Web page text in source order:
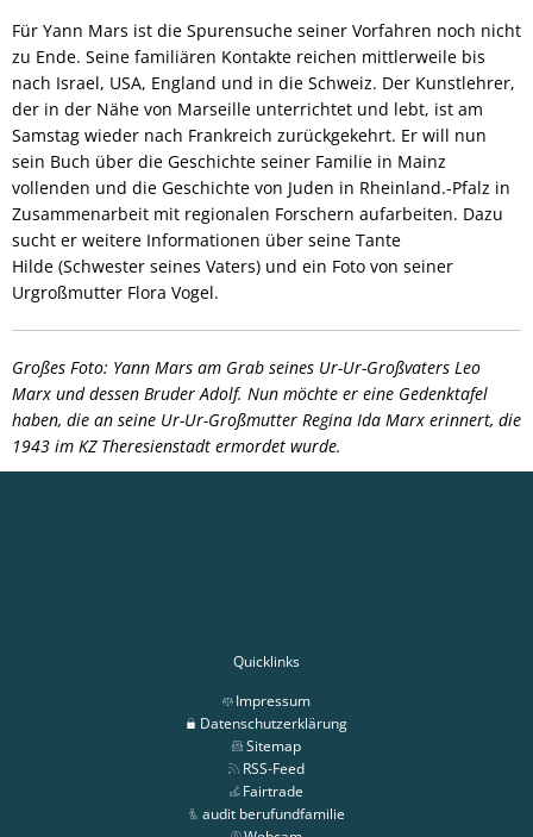
Für Yann Mars ist die Spurensuche seiner Vorfahren noch nicht
zu Ende. Seine familiären Kontakte reichen mittlerweile bis
nach Israel, USA, England und in die Schweiz. Der Kunstlehrer,
der in der Nähe von Marseille unterrichtet und lebt, ist am
Samstag wieder nach Frankreich zurückgekehrt. Er will nun
sein Buch über die Geschichte seiner Familie in Mainz
vollenden und die Geschichte von Juden in Rheinland.-Pfalz in
Zusammenarbeit mit regionalen Forschern aufarbeiten. Dazu
sucht er weitere Informationen über seine Tante
Hilde (Schwester seines Vaters) und ein Foto von seiner
Urgroßmutter Flora Vogel.
Großes Foto: Yann Mars am Grab seines Ur-Ur-Großvaters Leo
Marx und dessen Bruder Adolf. Nun möchte er eine Gedenktafel
haben, die an seine Ur-Ur-Großmutter Regina Ida Marx erinnert, die
1943 im KZ Theresienstadt ermordet wurde.
Quicklinks
Impressum
Datenschutzerklärung
Sitemap
RSS-Feed
Fairtrade
audit berufundfamilie